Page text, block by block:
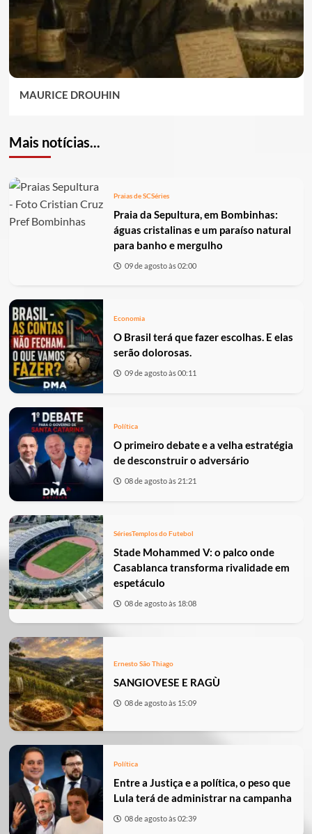
MAURICE DROUHIN
Mais notícias...
Praias de SCSéries
Praia da Sepultura, em Bombinhas:
águas cristalinas e um paraíso natural
para banho e mergulho
09 de agosto às 02:00
Economia
O Brasil terá que fazer escolhas. E elas
serão dolorosas.
09 de agosto às 00:11
Política
O primeiro debate e a velha estratégia
de desconstruir o adversário
08 de agosto às 21:21
SériesTemplos do Futebol
Stade Mohammed V: o palco onde
Casablanca transforma rivalidade em
espetáculo
08 de agosto às 18:08
Ernesto São Thiago
SANGIOVESE E RAGÙ
08 de agosto às 15:09
Política
Entre a Justiça e a política, o peso que
Lula terá de administrar na campanha
08 de agosto às 02:39